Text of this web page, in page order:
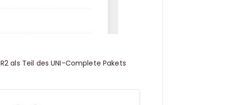
als Teil des UNI-Complete Pakets